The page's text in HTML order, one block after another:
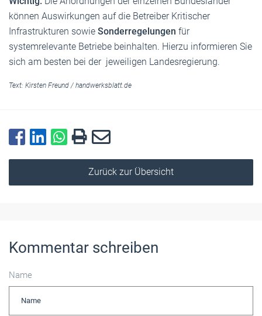
können Auswirkungen auf die Betreiber Kritischer
Infrastrukturen sowie Sonderregelungen für
systemrelevante Betriebe beinhalten. Hierzu informieren Sie
sich am besten bei der jeweiligen Landesregierung.
Text: Kirsten Freund / handwerksblatt.de
Zurück zur Übersicht
Kommentar schreiben
Name